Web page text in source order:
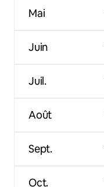
Mai
Juin
Juil.
Août
Sept.
Oct.